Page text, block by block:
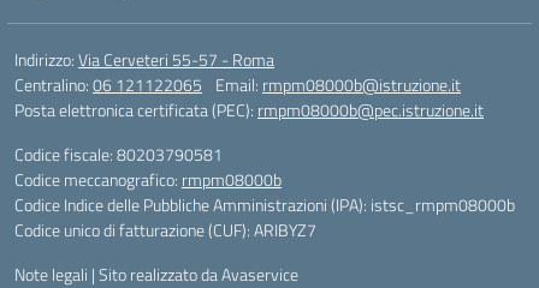
Indirizzo:Via Cerveteri 55-57 - Roma
Centralino:06 121122065 Email: rmpm08000b@istruzione.it
Posta elettronica certificata (PEC): rmpm08000b@pec.istruzione.it
Codice fiscale: 80203790581
Codice meccanografico: rmpm08000b
Codice Indice delle Pubbliche Amministrazioni (IPA): istsc_rmpm08000b
Codice unico di fatturazione (CUF): ARIBYZ7
Note legali |Sito realizzato da Avaservice